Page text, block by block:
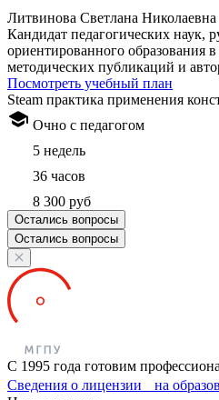
Литвинова Светлана Николаевна
Кандидат педагогических наук,
ориентированного
методических публикаций и
Посмотреть учебный план
Steam практика применения
Очно с педагогом
5 недель
36 часов
8 300 руб
Остались вопросы
Остались вопросы
С 1995 года готовим
Сведения о лицензии на